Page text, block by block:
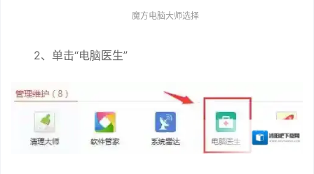
魔方电脑大师选择
2、单击“电脑医生”